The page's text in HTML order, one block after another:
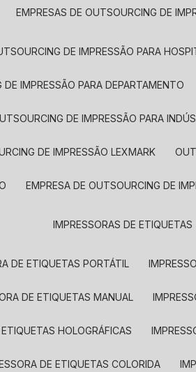
EMPRESAS DE OUTSOURCING DE
DE IMPRESSÃO PARA
DE IMPRESSÃO PARA DEPARTAMENTO
OUTSOURCING DE IMPRESSÃO PARA
DE IMPRESSÃO LEXMARK
EMPRESA DE OUTSOURCING DE
IMPRESSORAS DE ETIQUETAS
DE ETIQUETAS PORTÁTIL
DE ETIQUETAS MANUAL
HOLOGRÁFICAS
DE ETIQUETAS COLORIDA